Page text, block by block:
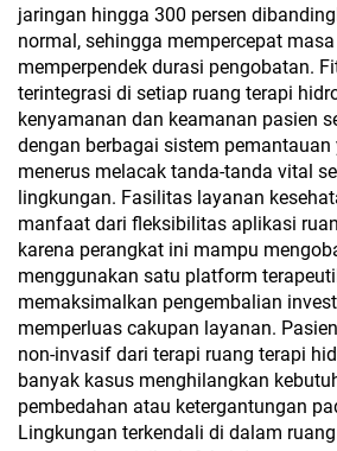
jaringan hingga 300 persen
normal, sehingga mempercepat
memperpendek durasi pengobatan.
terintegrasi di setiap ruang terapi
kenyamanan dan keamanan pasien
dengan berbagai sistem pemantauan
menerus melacak tanda-tanda vital
lingkungan. Fasilitas layanan
manfaat dari fleksibilitas aplikasi
karena perangkat ini mampu
menggunakan satu platform
memaksimalkan pengembalian
memperluas cakupan layanan.
non-invasif dari terapi ruang terapi
banyak kasus menghilangkan
pembedahan atau ketergantungan
Lingkungan terkendali di dalam